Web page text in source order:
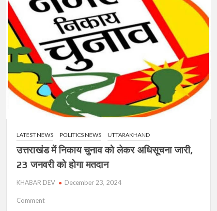
LATEST NEWS POLITICS NEWS UTTARAKHAND
उत्तराखंड में निकाय चुनाव को लेकर अधिसूचना जारी,
23 जनवरी को होगा मतदान
KHABAR DEV December 23, 2024
Commenton